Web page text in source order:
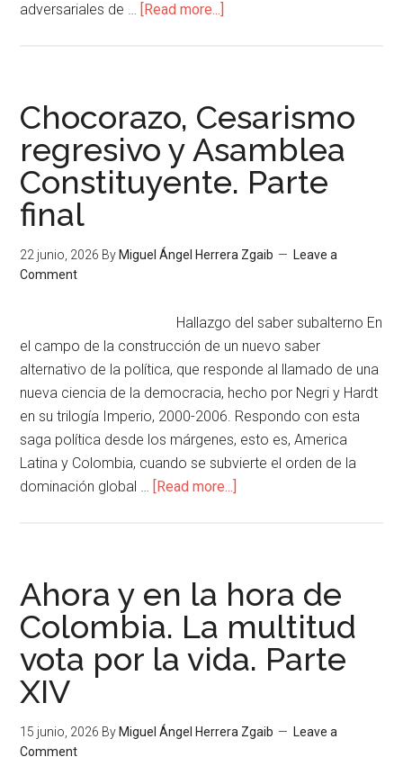
adversariales de … [Read more...]
Chocorazo, Cesarismo
regresivo y Asamblea
Constituyente. Parte
final
22 junio, 2026 By Miguel Ángel Herrera Zgaib
Leave a
Comment
Hallazgo del saber subalterno En
el campo de la construcción de un nuevo saber
alternativo de la política, que responde al llamado de una
nueva ciencia de la democracia, hecho por Negri y Hardt
en su trilogía Imperio, 2000-2006. Respondo con esta
saga política desde los márgenes, esto es, America
Latina y Colombia, cuando se subvierte el orden de la
dominación global … [Read more...]
Ahora y en la hora de
Colombia. La multitud
vota por la vida. Parte
XIV
15 junio, 2026 By Miguel Ángel Herrera Zgaib
Leave a
Comment